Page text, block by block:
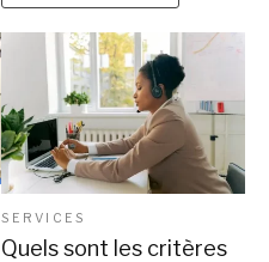
SERVICES
Quels sont les critères